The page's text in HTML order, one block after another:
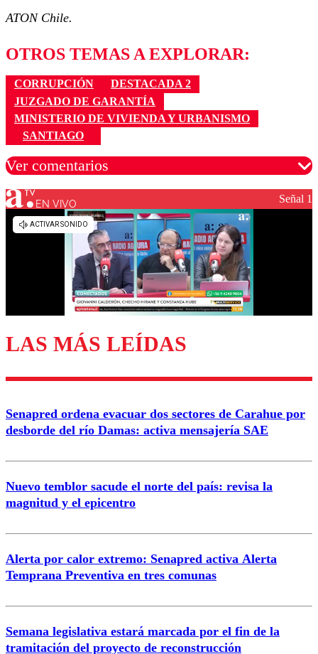
ATON Chile.
OTROS TEMAS A EXPLORAR:
CORRUPCIÓN
DESTACADA 2
JUZGADO DE GARANTÍA
MINISTERIO DE VIVIENDA Y URBANISMO
SANTIAGO
Ver comentarios
Los comentarios son moderados para garantizar un
diálogo respetuoso.
Enviar comentario
EN VIVO Señal 1
LAS MÁS LEÍDAS
Senapred ordena evacuar dos sectores de Carahue por
desborde del río Damas: activa mensajería SAE
Nuevo temblor sacude el norte del país: revisa la
magnitud y el epicentro
Alerta por calor extremo: Senapred activa Alerta
Temprana Preventiva en tres comunas
Semana legislativa estará marcada por el fin de la
tramitación del proyecto de reconstrucción